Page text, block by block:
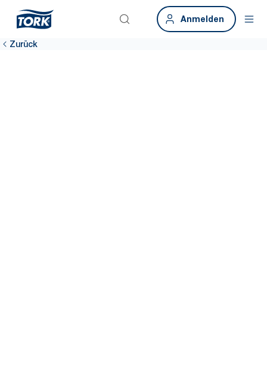
Anmelden
Zurück